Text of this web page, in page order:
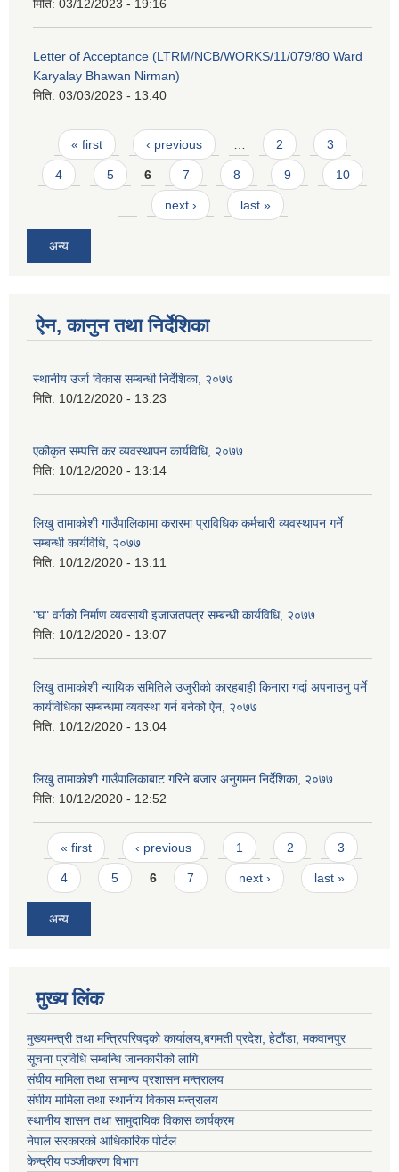
मिति: 03/12/2023 - 19:16
Letter of Acceptance (LTRM/NCB/WORKS/11/079/80 Ward
Karyalay Bhawan Nirman)
मिति: 03/03/2023 - 13:40
Pages
« first ‹ previous 2 3
4 5 6 7 8 9 10
next › last »
अन्य
ऐन, कानुन तथा निर्देशिका
स्थानीय उर्जा विकास सम्बन्धी निर्देशिका, २०७७
मिति: 10/12/2020 - 13:23
एकीकृत सम्पत्ति कर व्यवस्थापन कार्यविधि, २०७७
मिति: 10/12/2020 - 13:14
लिखु तामाकोशी गाउँपालिकामा करारमा प्राविधिक कर्मचारी व्यवस्थापन गर्ने
सम्बन्धी कार्यविधि, २०७७
मिति: 10/12/2020 - 13:11
"घ" वर्गको निर्माण व्यवसायी इजाजतपत्र सम्बन्धी कार्यविधि, २०७७
मिति: 10/12/2020 - 13:07
लिखु तामाकोशी न्यायिक समितिले उजुरीको कारहबाही किनारा गर्दा अपनाउनु पर्ने
कार्यविधिका सम्बन्धमा व्यवस्था गर्न बनेको ऐन, २०७७
मिति: 10/12/2020 - 13:04
लिखु तामाकोशी गाउँपालिकाबाट गरिने बजार अनुगमन निर्देशिका, २०७७
मिति: 10/12/2020 - 12:52
Pages
« first ‹ previous 1 2 3
4 5 6 7 next › last »
अन्य
मुख्य लिंक
मुख्यमन्त्री तथा मन्त्रिपरिषद्को कार्यालय,बगमती प्रदेश, हेटौंडा, मकवानपुर
सूचना प्रविधि सम्बन्धि जानकारीको लागि
संघीय मामिला तथा सामान्य प्रशासन मन्त्रालय
संघीय मामिला तथा स्थानीय विकास मन्त्रालय
स्थानीय शासन तथा सामुदायिक विकास कार्यक्रम
नेपाल सरकारको आधिकारिक पोर्टल
केन्द्रीय पञ्जीकरण विभाग